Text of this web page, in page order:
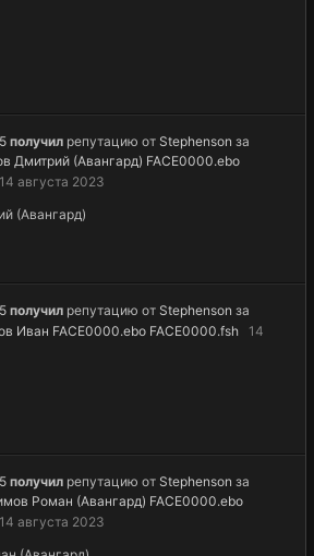
получил репутацию от Stephenson за
Дмитрий (Авангард) FACE0000.ebo
14 августа 2023
(Авангард)
получил репутацию от Stephenson за
Иван FACE0000.ebo FACE0000.fsh
14
получил репутацию от Stephenson за
Роман (Авангард) FACE0000.ebo
14 августа 2023